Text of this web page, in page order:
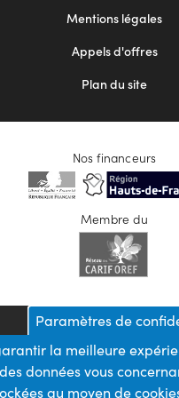
Mentions légales
Appels d'offres
Plan du site
Nos financeurs
Membre du
Paramètres de
la meilleure
données vous
au moyen de